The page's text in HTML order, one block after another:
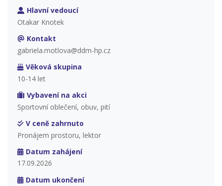
Hlavní vedoucí
Otakar Knotek
Kontakt
gabriela.motlova@ddm-hp.cz
Věková skupina
10-14 let
Vybavení na akci
Sportovní oblečení, obuv, pití
V ceně zahrnuto
Pronájem prostoru, lektor
Datum zahájení
17.09.2026
Datum ukončení